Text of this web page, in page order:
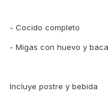
- Cocido completo
- Migas con huevo y
Incluye postre y bebida